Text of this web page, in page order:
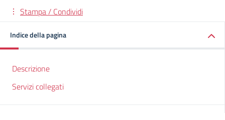
Stampa / Condividi
Indice della pagina
Descrizione
Servizi collegati